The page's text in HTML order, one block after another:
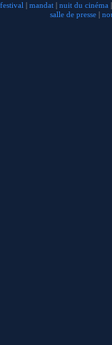
festival | mandat | nuit du cinéma |
salle de presse |